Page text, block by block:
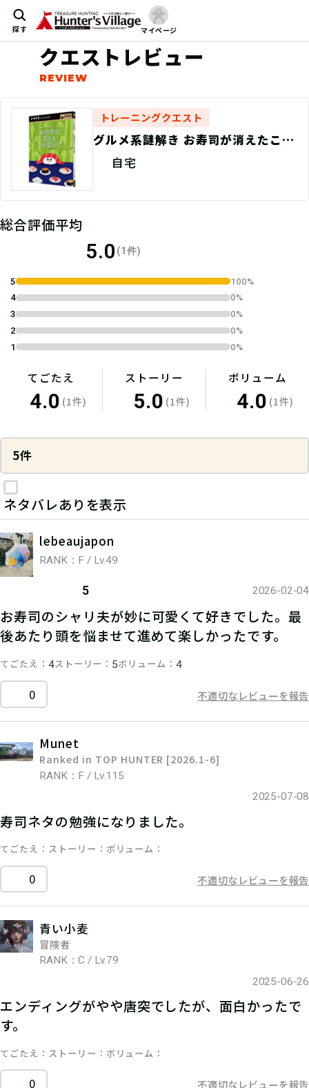
探す マイページ
クエストレビュー
トレーニングクエスト
グルメ系謎解き お寿司が消えたこの
世界で（制作：ClaGla）
自宅
総合評価平均
5.0 (1件)
5
100%
4
0%
3
0%
2
0%
1
0%
てごたえ
4.0 (1件)
ストーリー
5.0 (1件)
ボリューム
4.0 (1件)
5件
ネタバレありを表示
lebeaujapon
RANK：F / Lv.49
5 2026-02-04
お寿司のシャリ夫が妙に可愛くて好きでした。最
後あたり頭を悩ませて進めて楽しかったです。
てごたえ 4ストーリー 5ボリューム 4
0 不適切なレビューを報告
Munet
Ranked in TOP HUNTER [2026.1-6]
RANK：F / Lv.115
2025-07-08
寿司ネタの勉強になりました。
てごたえ ストーリー ボリューム
0 不適切なレビューを報告
青い小麦
冒険者
RANK：C / Lv.79
2025-06-26
エンディングがやや唐突でしたが、面白かったで
す。
てごたえ ストーリー ボリューム
0 不適切なレビューを報告